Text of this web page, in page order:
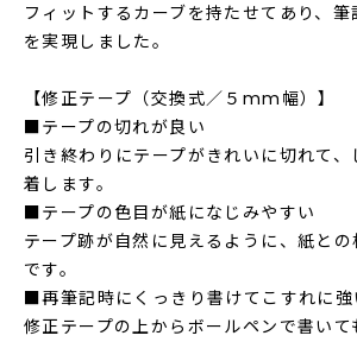
フィットするカーブを持たせてあり、筆
を実現しました。
【修正テープ（交換式／５mm幅）】
■テープの切れが良い
引き終わりにテープがきれいに切れて
着します。
■テープの色目が紙になじみやすい
テープ跡が自然に見えるように、紙と
です。
■再筆記時にくっきり書けてこすれに強
修正テープの上からボールペンで書い